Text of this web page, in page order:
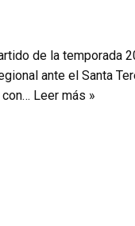
de la temporada
ante el Santa
Leer más »